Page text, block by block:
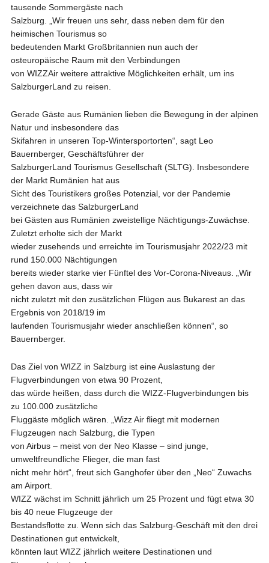
tausende Sommergäste nach
Salzburg. „Wir freuen uns sehr, dass neben dem für den
heimischen Tourismus so
bedeutenden Markt Großbritannien nun auch der
osteuropäische Raum mit den Verbindungen
von WIZZAir weitere attraktive Möglichkeiten erhält, um ins
SalzburgerLand zu reisen.
Gerade Gäste aus Rumänien lieben die Bewegung in der alpinen
Natur und insbesondere das
Skifahren in unseren Top-Wintersportorten“, sagt Leo
Bauernberger, Geschäftsführer der
SalzburgerLand Tourismus Gesellschaft (SLTG). Insbesondere
der Markt Rumänien hat aus
Sicht des Touristikers großes Potenzial, vor der Pandemie
verzeichnete das SalzburgerLand
bei Gästen aus Rumänien zweistellige Nächtigungs-Zuwächse.
Zuletzt erholte sich der Markt
wieder zusehends und erreichte im Tourismusjahr 2022/23 mit
rund 150.000 Nächtigungen
bereits wieder starke vier Fünftel des Vor-Corona-Niveaus. „Wir
gehen davon aus, dass wir
nicht zuletzt mit den zusätzlichen Flügen aus Bukarest an das
Ergebnis von 2018/19 im
laufenden Tourismusjahr wieder anschließen können“, so
Bauernberger.
Das Ziel von WIZZ in Salzburg ist eine Auslastung der
Flugverbindungen von etwa 90 Prozent,
das würde heißen, dass durch die WIZZ-Flugverbindungen bis
zu 100.000 zusätzliche
Fluggäste möglich wären. „Wizz Air fliegt mit modernen
Flugzeugen nach Salzburg, die Typen
von Airbus – meist von der Neo Klasse – sind junge,
umweltfreundliche Flieger, die man fast
nicht mehr hört“, freut sich Ganghofer über den „Neo“ Zuwachs
am Airport.
WIZZ wächst im Schnitt jährlich um 25 Prozent und fügt etwa 30
bis 40 neue Flugzeuge der
Bestandsflotte zu. Wenn sich das Salzburg-Geschäft mit den drei
Destinationen gut entwickelt,
könnten laut WIZZ jährlich weitere Destinationen und